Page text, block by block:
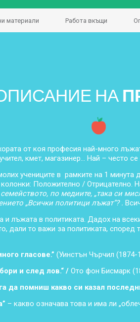
материали Работа вкъщи
НА
от коя професия най-много
кмет, магазинер… Най – често
учениците в рамките на 1
Положително /
семейството, по медиите, „така си
„Всички политици лъжат”? .
и лъжата в политиката. Дадох на
дали то важи за политиката,
гласове.” (Уинстън Чърчил (1874-
и след лов.“ / Ото фон Бисмарк
да помниш какво си казал
– какво означава това и има ли